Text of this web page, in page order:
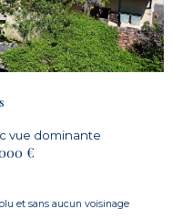
vue dominante
€
et sans aucun voisinage